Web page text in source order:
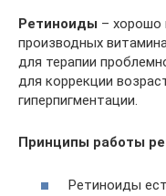
Ретиноиды – хорошо
производных
для терапии
для коррекции
гиперпигментации.
Принципы работы
Ретиноиды